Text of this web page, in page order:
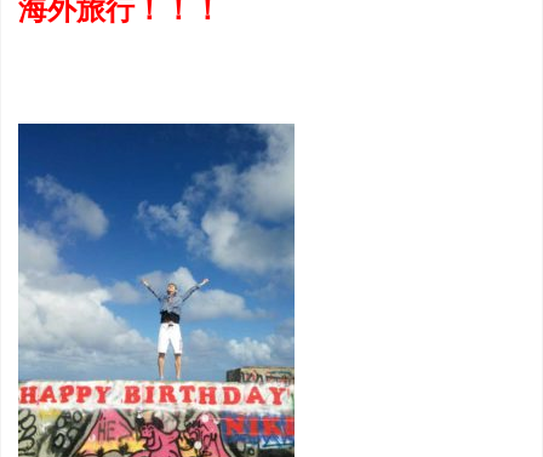
海外旅行！！！